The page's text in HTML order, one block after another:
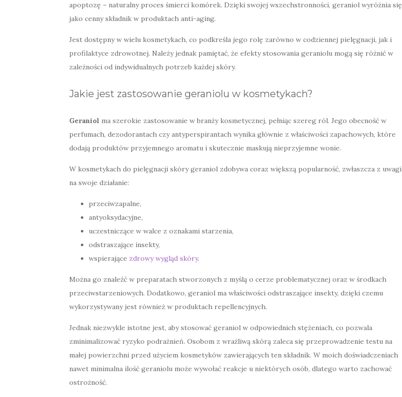
apoptozę – naturalny proces śmierci komórek. Dzięki swojej wszechstronności, geraniol wyróżnia się
jako cenny składnik w produktach anti-aging.
Jest dostępny w wielu kosmetykach, co podkreśla jego rolę zarówno w codziennej pielęgnacji, jak i
profilaktyce zdrowotnej. Należy jednak pamiętać, że efekty stosowania geraniolu mogą się różnić w
zależności od indywidualnych potrzeb każdej skóry.
Jakie jest zastosowanie geraniolu w kosmetykach?
Geraniol ma szerokie zastosowanie w branży kosmetycznej, pełniąc szereg ról. Jego obecność w
perfumach, dezodorantach czy antyperspirantach wynika głównie z właściwości zapachowych, które
dodają produktów przyjemnego aromatu i skutecznie maskują nieprzyjemne wonie.
W kosmetykach do pielęgnacji skóry geraniol zdobywa coraz większą popularność, zwłaszcza z uwagi
na swoje działanie:
przeciwzapalne,
antyoksydacyjne,
uczestniczące w walce z oznakami starzenia,
odstraszające insekty,
wspierające zdrowy wygląd skóry.
Można go znaleźć w preparatach stworzonych z myślą o cerze problematycznej oraz w środkach
przeciwstarzeniowych. Dodatkowo, geraniol ma właściwości odstraszające insekty, dzięki czemu
wykorzystywany jest również w produktach repellencyjnych.
Jednak niezwykle istotne jest, aby stosować geraniol w odpowiednich stężeniach, co pozwala
zminimalizować ryzyko podrażnień. Osobom z wrażliwą skórą zaleca się przeprowadzenie testu na
małej powierzchni przed użyciem kosmetyków zawierających ten składnik. W moich doświadczeniach
nawet minimalna ilość geraniolu może wywołać reakcje u niektórych osób, dlatego warto zachować
ostrożność.